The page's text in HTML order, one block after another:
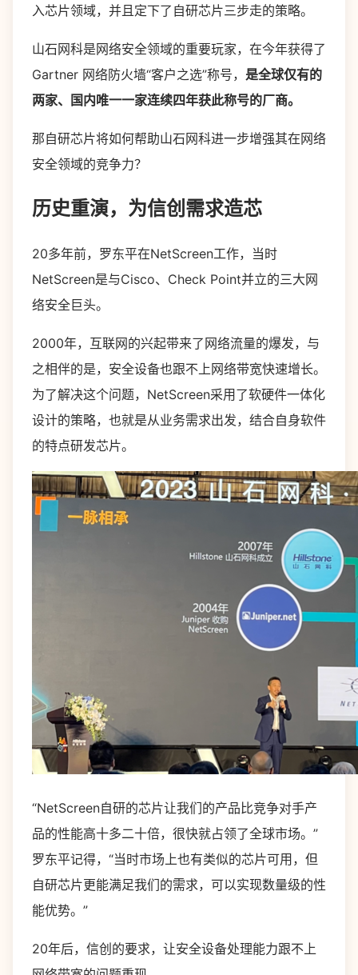
入芯片领域，并且定下了自研芯片三步走的策略。
山石网科是网络安全领域的重要玩家，在今年获得了
Gartner 网络防火墙“客户之选”称号， 是全球仅有的
两家、国内唯一一家连续四年获此称号的厂商。
那自研芯片将如何帮助山石网科进一步增强其在网络
安全领域的竞争力？
历史重演，为信创需求造芯
20多年前，罗东平在NetScreen工作，当时
NetScreen是与Cisco、Check Point并立的三大网
络安全巨头。
2000年，互联网的兴起带来了网络流量的爆发，与
之相伴的是，安全设备也跟不上网络带宽快速增长。
为了解决这个问题，NetScreen采用了软硬件一体化
设计的策略，也就是从业务需求出发，结合自身软件
的特点研发芯片。
“NetScreen自研的芯片让我们的产品比竞争对手产
品的性能高十多二十倍，很快就占领了全球市场。”
罗东平记得，“当时市场上也有类似的芯片可用，但
自研芯片更能满足我们的需求，可以实现数量级的性
能优势。”
20年后，信创的要求，让安全设备处理能力跟不上